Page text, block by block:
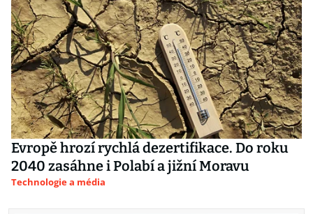
Evropě hrozí rychlá dezertifikace. Do roku
2040 zasáhne i Polabí a jižní Moravu
Technologie a média